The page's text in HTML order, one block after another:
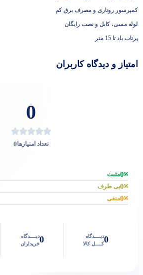
کمپرسور روتاری و مصرف برق کم
لوله مسی، کابل و نصب رایگان
پرتاب باد تا 15 متر
امتیاز و دیدگاه کاربران
0
تعداد امتیازها0
0مثبت
0بی طرف
0منفی
0دیــــدگاه
کــــل کالا
0دیــــدگاه
خریداران